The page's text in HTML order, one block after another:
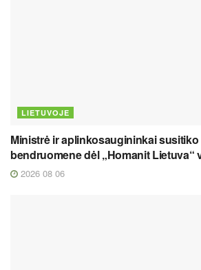
LIETUVOJE
Ministrė ir aplinkosaugininkai
bendruomene dėl „Homanit Lietuva“
2026 08 06